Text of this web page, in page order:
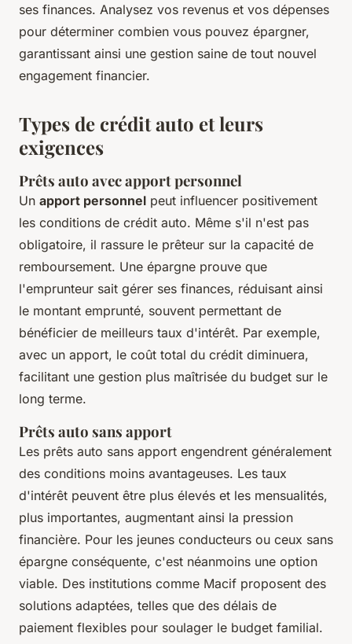
ses finances. Analysez vos revenus et vos dépenses
pour déterminer combien vous pouvez épargner,
garantissant ainsi une gestion saine de tout nouvel
engagement financier.
Types de crédit auto et leurs
exigences
Prêts auto avec apport personnel
Un apport personnel peut influencer positivement
les conditions de crédit auto. Même s'il n'est pas
obligatoire, il rassure le prêteur sur la capacité de
remboursement. Une épargne prouve que
l'emprunteur sait gérer ses finances, réduisant ainsi
le montant emprunté, souvent permettant de
bénéficier de meilleurs taux d'intérêt. Par exemple,
avec un apport, le coût total du crédit diminuera,
facilitant une gestion plus maîtrisée du budget sur le
long terme.
Prêts auto sans apport
Les prêts auto sans apport engendrent généralement
des conditions moins avantageuses. Les taux
d'intérêt peuvent être plus élevés et les mensualités,
plus importantes, augmentant ainsi la pression
financière. Pour les jeunes conducteurs ou ceux sans
épargne conséquente, c'est néanmoins une option
viable. Des institutions comme Macif proposent des
solutions adaptées, telles que des délais de
paiement flexibles pour soulager le budget familial.